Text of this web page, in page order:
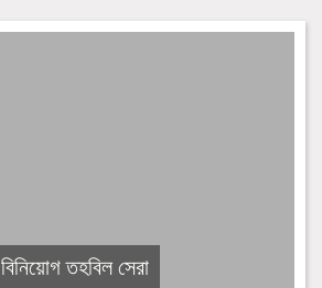
বিনিয়োগ তহবিল সেরা